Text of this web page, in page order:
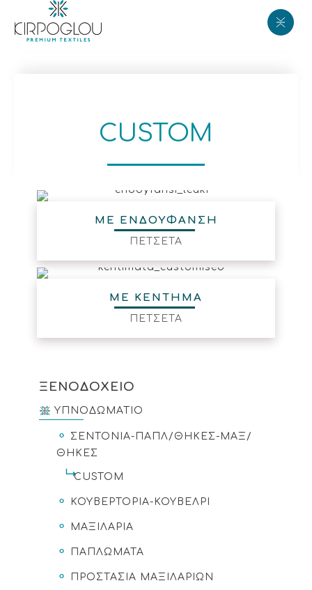
CUSTOM
ΜΕ ΕΝΔΟΥΦΑΝΣΗ
ΠΕΤΣΕΤΑ
ΜΕ ΚΕΝΤΗΜΑ
ΠΕΤΣΕΤΑ
ΞΕΝΟΔΟΧΕΙΟ
ΥΠΝΟΔΩΜΑΤΙΟ
ΣΕΝΤΟΝΙΑ-ΠΑΠΛ/ΘΗΚΕΣ-ΜΑΞ/
ΘΗΚΕΣ
CUSTOM
ΚΟΥΒΕΡΤΟΡΙΑ-ΚΟΥΒΕΛΡΙ
ΜΑΞΙΛΑΡΙΑ
ΠΑΠΛΩΜΑΤΑ
ΠΡΟΣΤΑΣΙΑ ΜΑΞΙΛΑΡΙΩΝ